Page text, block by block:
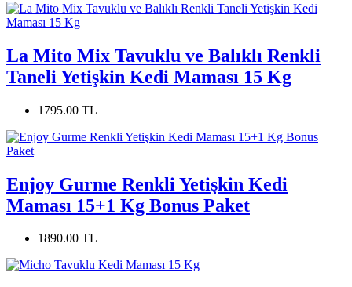
La Mito Mix Tavuklu ve Balıklı Renkli
Taneli Yetişkin Kedi Maması 15 Kg
1795.00 TL
Enjoy Gurme Renkli Yetişkin Kedi
Maması 15+1 Kg Bonus Paket
1890.00 TL